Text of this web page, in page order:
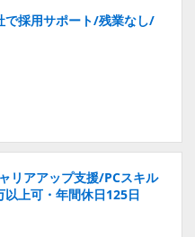
で採用サポート/残業なし/
リアアップ支援/PCスキル
上可・年間休日125日